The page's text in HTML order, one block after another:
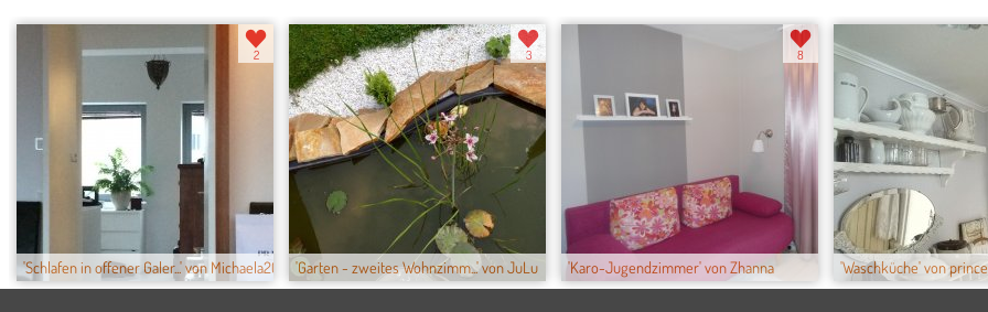
'Schlafen in offener Galer...' von Michaela20...
2
'Garten - zweites Wohnzimm...' von JuLu
3
'Karo-Jugendzimmer' von Zhanna
8
'Waschküche' von